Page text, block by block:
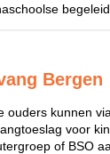
Bergen
ouders kunnen
voor
of BSO